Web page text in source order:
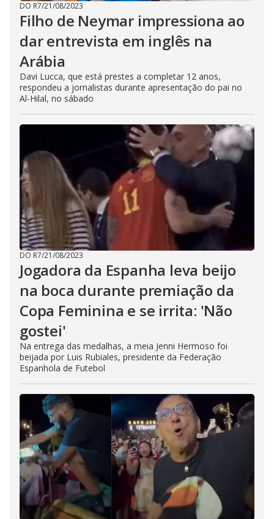
DO R7/21/08/2023
Filho de Neymar impressiona ao
dar entrevista em inglês na
Arábia
Davi Lucca, que está prestes a completar 12 anos,
respondeu a jornalistas durante apresentação do pai no
Al-Hilal, no sábado
DO R7/21/08/2023
Jogadora da Espanha leva beijo
na boca durante premiação da
Copa Feminina e se irrita: 'Não
gostei'
Na entrega das medalhas, a meia Jenni Hermoso foi
beijada por Luis Rubiales, presidente da Federação
Espanhola de Futebol